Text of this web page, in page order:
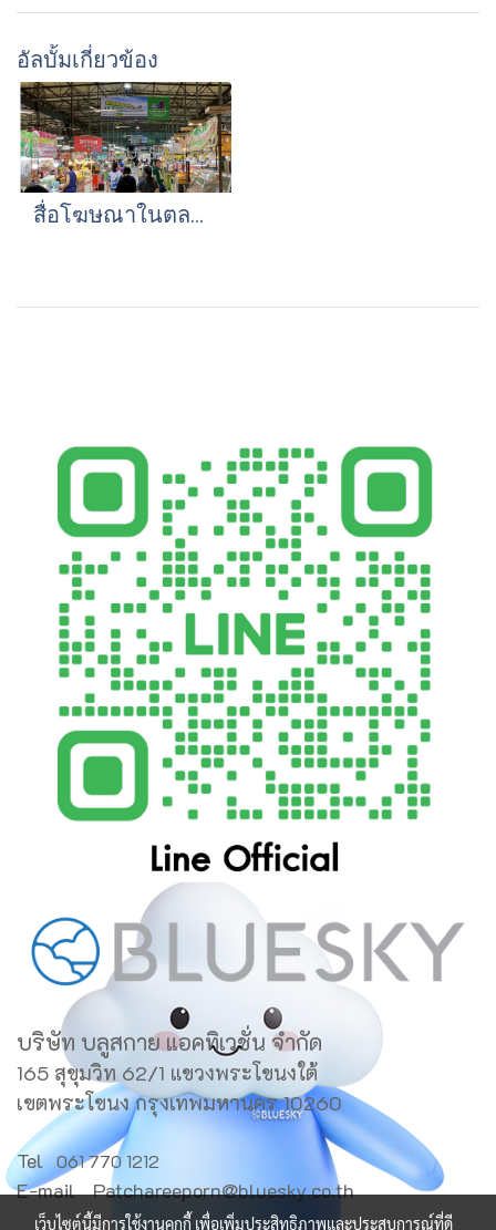
อัลบั้มเกี่ยวข้อง
สื่อโฆษณาในตลาดเซฟวัน โคราช โดย Bluesky Activation | Billboard ในตลาดเซฟวัน | สื่อโฆษณา OOH ในตลาดเซฟวัน
บริษัท บลูสกาย แอคทิเวชั่น จำกัด
165 สุขุมวิท 62/1 แขวงพระโขนงใต้
เขตพระโขนง กรุงเทพมหานคร 10260
Tel061 770 1212
E-mail Patchareeporn@bluesky.co.th
เว็บไซต์นี้มีการใช้งานคุกกี้ เพื่อเพิ่มประสิทธิภาพและประสบการณ์ที่ดี